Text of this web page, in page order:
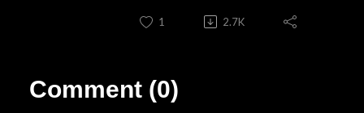
1 2.7K
Comment (0)